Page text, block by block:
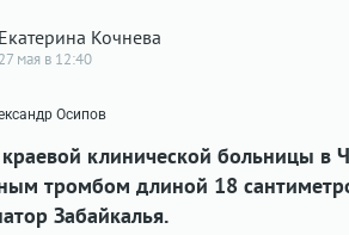
Екатерина Кочнева
27 мая в 12:40
Осипов
клинической больницы в
тромбом длиной 18
Забайкалья.